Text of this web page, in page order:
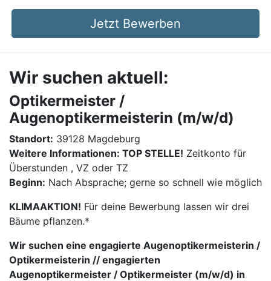
Jetzt Bewerben
Wir suchen aktuell:
Optikermeister /
Augenoptikermeisterin (m/w/d)
Standort: 39128 Magdeburg
Weitere Informationen: TOP STELLE! Zeitkonto für
Überstunden , VZ oder TZ
Beginn: Nach Absprache; gerne so schnell wie möglich
KLIMAAKTION! Für deine Bewerbung lassen wir drei
Bäume pflanzen.*
Wir suchen eine engagierte Augenoptikermeisterin /
Optikermeisterin // engagierten
Augenoptikermeister / Optikermeister (m/w/d) in